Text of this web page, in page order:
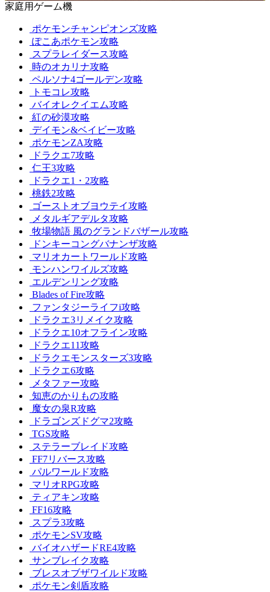
家庭用ゲーム機
ポケモンチャンピオンズ攻略
ぽこあポケモン攻略
スプラレイダース攻略
時のオカリナ攻略
ペルソナ4ゴールデン攻略
トモコレ攻略
バイオレクイエム攻略
紅の砂漠攻略
デイモン&ベイビー攻略
ポケモンZA攻略
ドラクエ7攻略
仁王3攻略
ドラクエ1・2攻略
桃鉄2攻略
ゴーストオブヨウテイ攻略
メタルギアデルタ攻略
牧場物語 風のグランドバザール攻略
ドンキーコングバナンザ攻略
マリオカートワールド攻略
モンハンワイルズ攻略
エルデンリング攻略
Blades of Fire攻略
ファンタジーライフi攻略
ドラクエ3リメイク攻略
ドラクエ10オフライン攻略
ドラクエ11攻略
ドラクエモンスターズ3攻略
ドラクエ6攻略
メタファー攻略
知恵のかりもの攻略
魔女の泉R攻略
ドラゴンズドグマ2攻略
TGS攻略
ステラーブレイド攻略
FF7リバース攻略
パルワールド攻略
マリオRPG攻略
ティアキン攻略
FF16攻略
スプラ3攻略
ポケモンSV攻略
バイオハザードRE4攻略
サンブレイク攻略
ブレスオブザワイルド攻略
ポケモン剣盾攻略